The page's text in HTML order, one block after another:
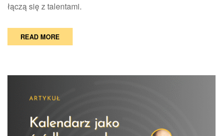
łączą się z talentami.
READ MORE